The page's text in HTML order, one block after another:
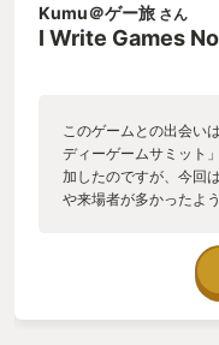
Kumu＠ゲー旅 さん
I Write Games
このゲームとの出会い
ディーゲームサミット
加したのですが、今回
や来場者が多かったよ
す。 会場を見渡して
留まりました。 『I
「私は悲劇ではなく、